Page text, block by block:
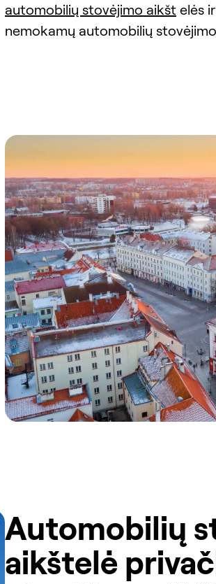
automobilių stovėjimo aikšt elės
nemokamų automobilių
Automobilių
aikštelė